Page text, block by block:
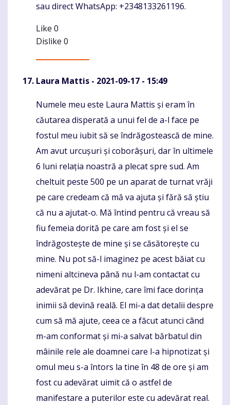
sau direct WhatsApp: +2348133261196.
Like 0
Dislike 0
Laura Mattis - 2021-09-17 - 15:49
Komentaras
Numele meu este Laura Mattis și eram în
căutarea disperată a unui fel de a-l face pe
fostul meu iubit să se îndrăgostească de mine.
Am avut urcușuri și coborâșuri, dar în ultimele
6 luni relația noastră a plecat spre sud. Am
cheltuit peste 500 pe un aparat de turnat vrăji
pe care credeam că mă va ajuta și fără să știu
că nu a ajutat-o. Mă întind pentru că vreau să
fiu femeia dorită pe care am fost și el se
îndrăgostește de mine și se căsătorește cu
mine. Nu pot să-l imaginez pe acest băiat cu
nimeni altcineva până nu l-am contactat cu
adevărat pe Dr. Ikhine, care îmi face dorința
inimii să devină reală. El mi-a dat detalii despre
cum să mă ajute, ceea ce a făcut atunci când
m-am conformat și mi-a salvat bărbatul din
mâinile rele ale doamnei care l-a hipnotizat și
omul meu s-a întors la tine în 48 de ore și am
fost cu adevărat uimit că o astfel de
manifestare a puterilor este cu adevărat real.